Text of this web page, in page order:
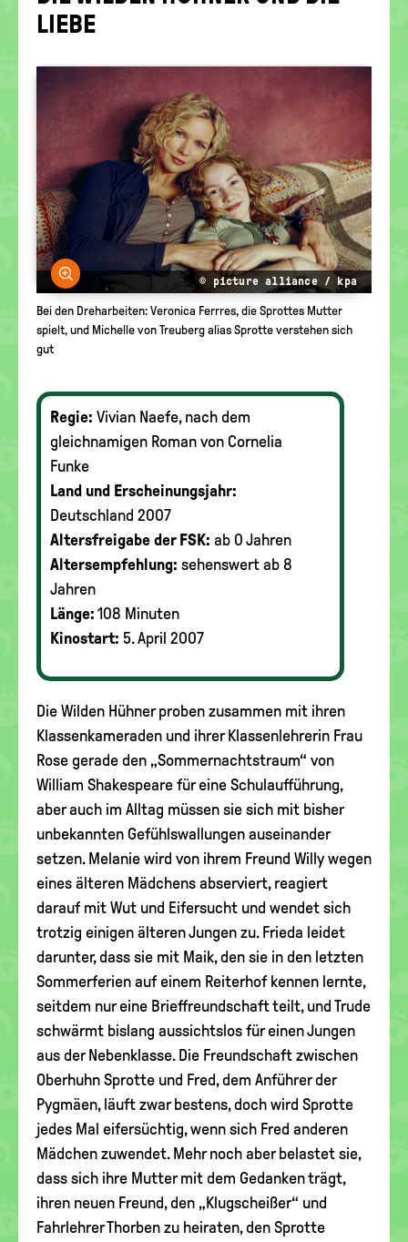
LIEBE
Bild vergrößern
© picture alliance / kpa
Bei den Dreharbeiten: Veronica Ferrres, die Sprottes Mutter
spielt, und Michelle von Treuberg alias Sprotte verstehen sich
gut
Regie: Vivian Naefe, nach dem
gleichnamigen Roman von Cornelia
Funke
Land und Erscheinungsjahr:
Deutschland 2007
Altersfreigabe der FSK: ab 0 Jahren
Altersempfehlung: sehenswert ab 8
Jahren
Länge: 108 Minuten
Kinostart: 5. April 2007
Die Wilden Hühner proben zusammen mit ihren
Klassenkameraden und ihrer Klassenlehrerin Frau
Rose gerade den „Sommernachtstraum“ von
William Shakespeare für eine Schulaufführung,
aber auch im Alltag müssen sie sich mit bisher
unbekannten Gefühlswallungen auseinander
setzen. Melanie wird von ihrem Freund Willy wegen
eines älteren Mädchens abserviert, reagiert
darauf mit Wut und Eifersucht und wendet sich
trotzig einigen älteren Jungen zu. Frieda leidet
darunter, dass sie mit Maik, den sie in den letzten
Sommerferien auf einem Reiterhof kennen lernte,
seitdem nur eine Brieffreundschaft teilt, und Trude
schwärmt bislang aussichtslos für einen Jungen
aus der Nebenklasse. Die Freundschaft zwischen
Oberhuhn Sprotte und Fred, dem Anführer der
Pygmäen, läuft zwar bestens, doch wird Sprotte
jedes Mal eifersüchtig, wenn sich Fred anderen
Mädchen zuwendet. Mehr noch aber belastet sie,
dass sich ihre Mutter mit dem Gedanken trägt,
ihren neuen Freund, den „Klugscheißer“ und
Fahrlehrer Thorben zu heiraten, den Sprotte